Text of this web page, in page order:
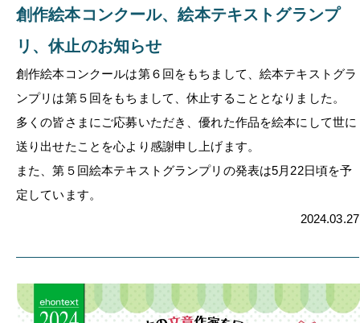
創作絵本コンクール、絵本テキストグランプ
リ、休止のお知らせ
創作絵本コンクールは第６回をもちまして、絵本テキストグラ
ンプリは第５回をもちまして、休止することとなりました。
多くの皆さまにご応募いただき、優れた作品を絵本にして世に
送り出せたことを心より感謝申し上げます。
また、第５回絵本テキストグランプリの発表は5月22日頃を予
定しています。
2024.03.27